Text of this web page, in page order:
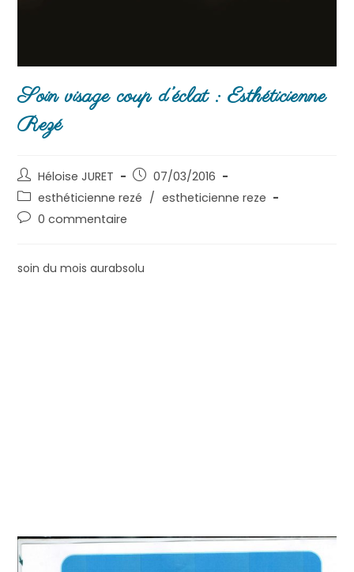
Soin visage coup d’éclat : Esthéticienne
Rezé
Héloise JURET
07/03/2016
esthéticienne rezé / estheticienne reze
0 commentaire
soin du mois aurabsolu